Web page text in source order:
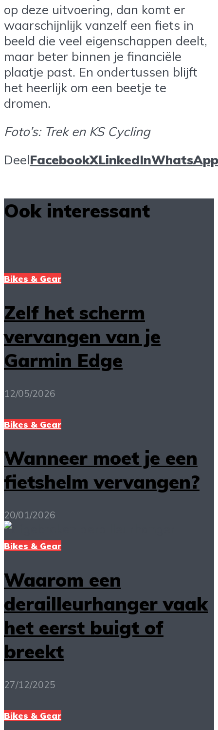
op deze uitvoering, dan komt er
waarschijnlijk vanzelf een fiets in
beeld die veel eigenschappen deelt,
maar beter binnen je financiële
plaatje past. En ondertussen blijft
het heerlijk om een beetje te
dromen.
Foto’s: Trek en KS Cycling
DeelFacebookXLinkedInWhatsApp
Ook interessant
Bikes & Gear
Zelf het scherm
vervangen van je
Garmin Edge
12/05/2026
Bikes & Gear
Wanneer moet je een
fietshelm vervangen?
20/01/2026
Bikes & Gear
Waarom een
derailleurhanger vaak
het eerst buigt of
breekt
27/12/2025
Bikes & Gear